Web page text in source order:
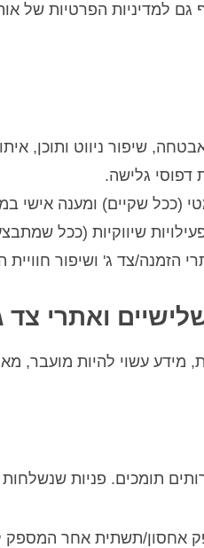
למדיניות הפרטיות של
שיפור ניווט ותוכן,
דפוסי גלישה.
(ככל שקיים) ומענה אישי
שיווקיות (ככל
הזמנה/צד ג' ושיפור חוויית
עשוי להיות מועבר,
תומכים. פניות
אחסון/תשתית אחר המספק